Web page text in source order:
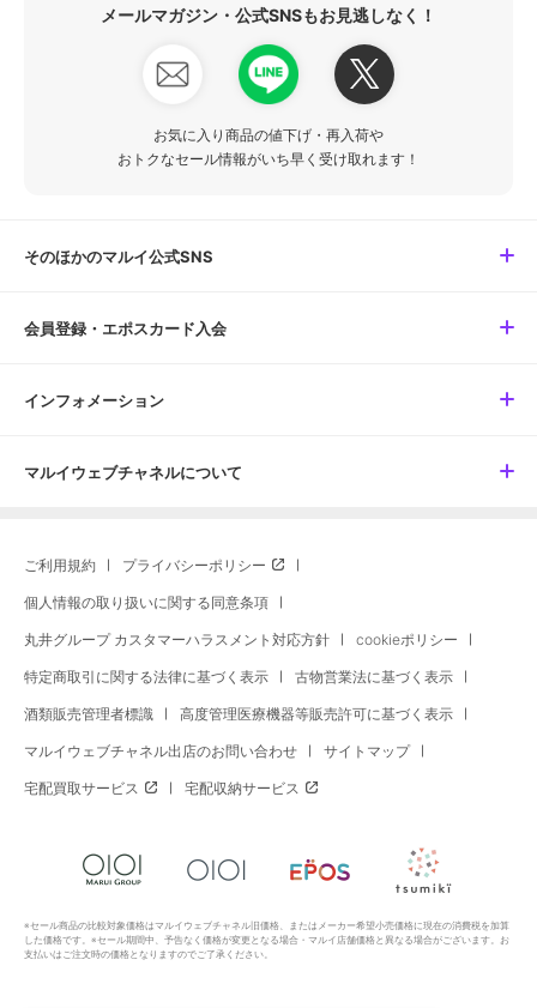
メールマガジン・公式SNSもお見逃しなく！
お気に入り商品の値下げ・再入荷や
おトクなセール情報がいち早く受け取れます！
そのほかのマルイ公式SNS
会員登録・エポスカード入会
インフォメーション
マルイウェブチャネルについて
ご利用規約 プライバシーポリシー
個人情報の取り扱いに関する同意条項
丸井グループ カスタマーハラスメント対応方針 cookieポリシー
特定商取引に関する法律に基づく表示 古物営業法に基づく表示
酒類販売管理者標識 高度管理医療機器等販売許可に基づく表示
マルイウェブチャネル出店のお問い合わせ サイトマップ
宅配買取サービス 宅配収納サービス
※セール商品の比較対象価格はマルイウェブチャネル旧価格、またはメーカー希望小売価格に現在の消費税を加算
した価格です。※セール期間中、予告なく価格が変更となる場合・マルイ店舗価格と異なる場合がございます。お
支払いはご注文時の価格となりますのでご了承ください。